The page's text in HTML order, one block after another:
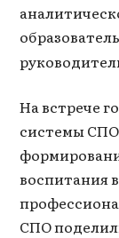
На встрече
системы
воспитания
СПО